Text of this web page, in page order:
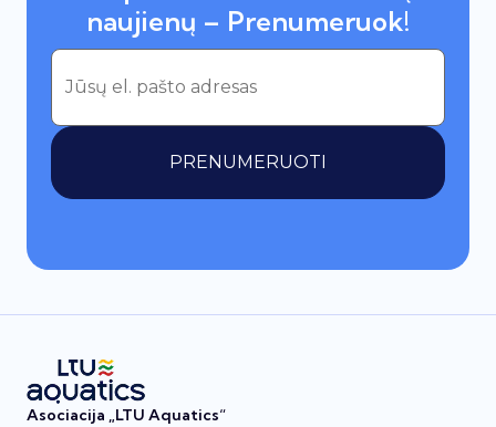
naujienų – Prenumeruok!
PRENUMERUOTI
Asociacija „LTU Aquatics“